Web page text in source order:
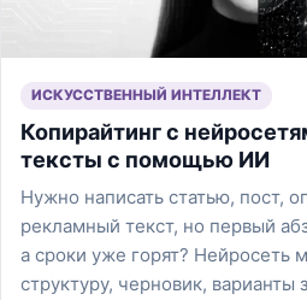
ИСКУССТВЕННЫЙ ИНТЕЛЛЕКТ
Копирайтинг с
тексты с помощью ИИ
Нужно написать статью, пост,
рекламный текст, но первый
а сроки уже горят? Нейросеть
структуру, черновик, варианты